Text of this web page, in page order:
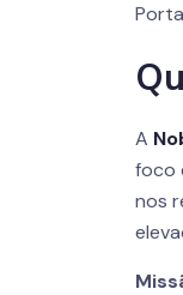
A
foco
nos